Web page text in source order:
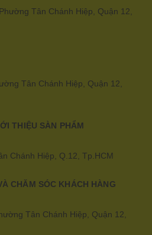
Tân Chánh Hiệp, Quận 12,
Tân Chánh Hiệp, Quận 12,
THIỆU SÀN PHẨM
Chánh Hiệp, Q.12, Tp.HCM
CHĂM SÓC KHÁCH HÀNG
Tân Chánh Hiệp, Quận 12,